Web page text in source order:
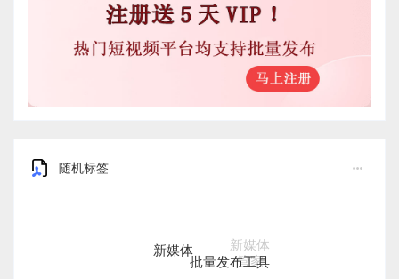
随机标签
新媒体
批量发布工具